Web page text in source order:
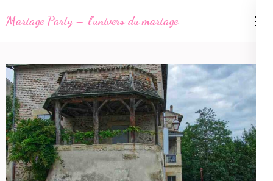
au
(Pressez
Entrée)
Mariage Party – l'univers du mariage